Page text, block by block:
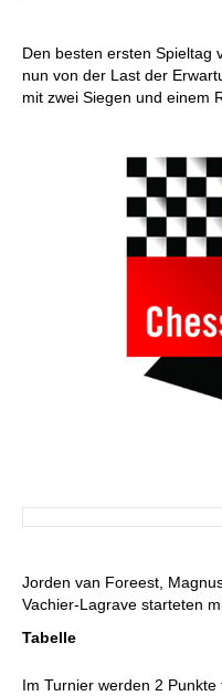
Den besten ersten Spieltag
nun von der Last der
mit zwei Siegen und einem
Jorden van Foreest,
Vachier-Lagrave starteten
Tabelle
Im Turnier werden 2